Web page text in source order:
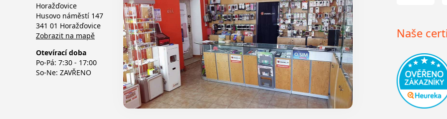
Horažďovice
Husovo náměstí 147
341 01 Horažďovice
Zobrazit na mapě
Otevírací doba
Po-Pá: 7:30 - 17:00
So-Ne: ZAVŘENO
Naše